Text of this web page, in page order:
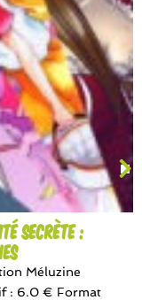
Secrète :
Méluzine
: 6.0 € Format